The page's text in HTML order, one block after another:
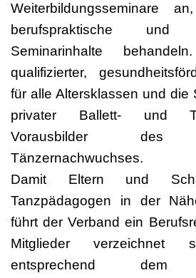
Weiterbildungsseminare
berufspraktische und
Seminarinhalte
qualifizierter,
für alle Altersklassen und die
privater Ballett- und
Vorausbilder des
Tänzernachwuchses.
Damit Eltern und
Tanzpädagogen in der
führt der Verband ein
Mitglieder
entsprechend